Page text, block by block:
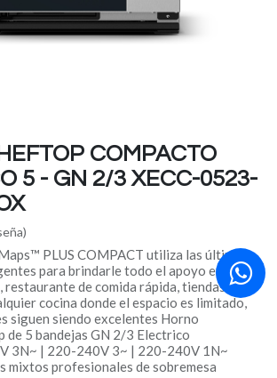
COMPACTO
5 - GN 2/3 XECC-0523-
PLUS COMPACT utiliza las últimas
para brindarle todo el apoyo en su
de comida rápida, tiendas de
cocina donde el espacio es limitado,
siguen siendo excelentes Horno
de 5 bandejas GN 2/3 Electrico
3N~ | 220-240V 3~ | 220-240V 1N~
mixtos profesionales de sobremesa